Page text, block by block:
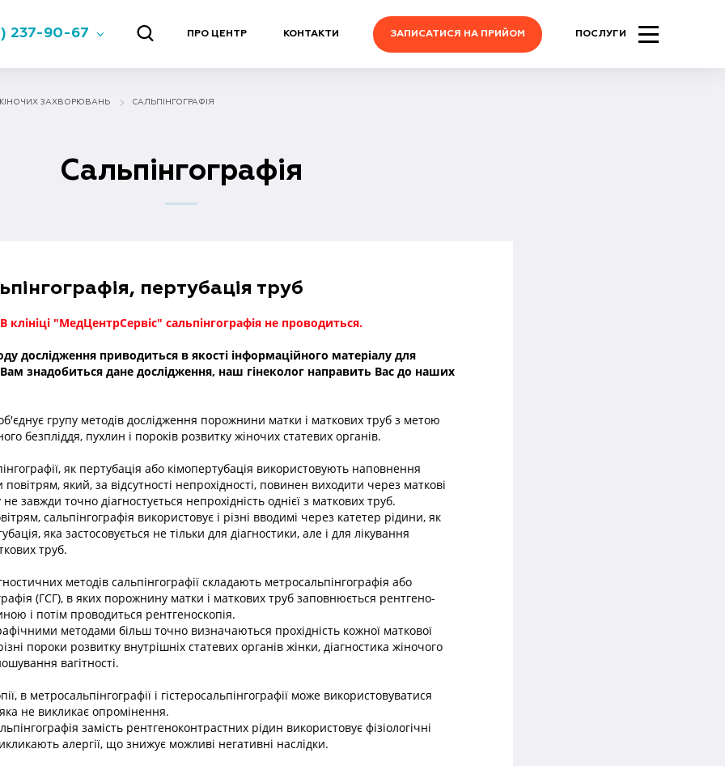
237-90-67 ПРО ЦЕНТР КОНТАКТИ ЗАПИСАТИСЯ НА ПРИЙОМ ПОСЛУГИ
ЗАХВОРЮВАНЬ САЛЬПІНГОГРАФІЯ
Сальпінгографія
пертубація труб
В клініці "МедЦентрСервіс" сальпінгографія не проводиться.
дослідження приводиться в якості інформаційного матеріалу для
знадобиться дане дослідження, наш гінеколог направить Вас до наших
групу методів дослідження порожнини матки і маткових труб з метою
безпліддя, пухлин і пороків розвитку жіночих статевих органів.
як пертубація або кімопертубація використовують наповнення
який, за відсутності непрохідності, повинен виходити через маткові
завжди точно діагностується непрохідність однієї з маткових труб.
сальпінгографія використовує і різні вводимі через катетер рідини, як
яка застосовується не тільки для діагностики, але і для лікування
труб.
методів сальпінгографії складають метросальпінгографія або
(ГСГ), в яких порожнину матки і маткових труб заповнюється рентгено-
і потім проводиться рентгеноскопія.
методами більш точно визначаються прохідність кожної маткової
пороки розвитку внутрішніх статевих органів жінки, діагностика жіночого
вагітності.
в метросальпінгографії і гістеросальпінгографії може використовуватися
не викликає опромінення.
замість рентгеноконтрастних рідин використовує фізіологічні
алергії, що знижує можливі негативні наслідки.